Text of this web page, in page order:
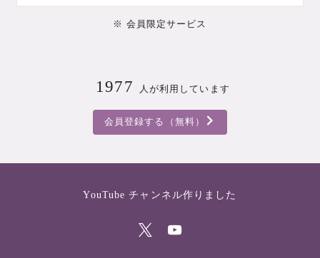
※ 会員限定サービス
1977 人が利用しています
会員登録する（無料）
YouTube チャンネル作りました